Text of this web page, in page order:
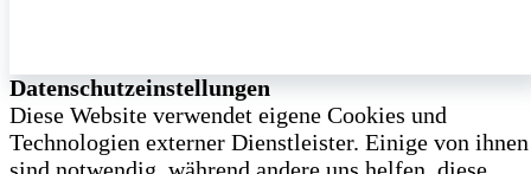
Datenschutzeinstellungen
Diese Website verwendet eigene Cookies und
Technologien externer Dienstleister. Einige von ihnen